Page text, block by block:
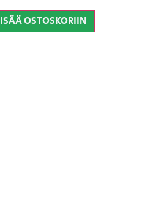
OSTOSKORIIN